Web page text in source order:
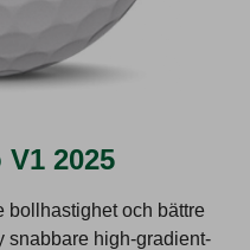
2025
bollhastighet och bättre
snabbare high-gradient-